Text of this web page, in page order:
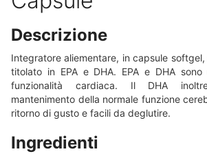
Descrizione
Integratore aliementare, in capsule
titolato in EPA e DHA. EPA e DHA
funzionalità cardiaca. Il DHA
mantenimento della normale funzione
ritorno di gusto e facili da deglutire.
Ingredienti